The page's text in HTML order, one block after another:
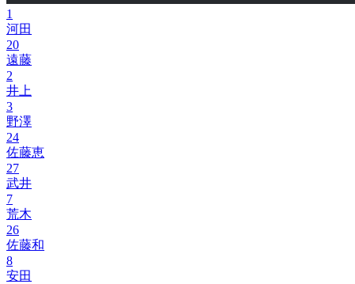
1
河田
20
遠藤
2
井上
3
野澤
24
佐藤恵
27
武井
7
荒木
26
佐藤和
8
安田